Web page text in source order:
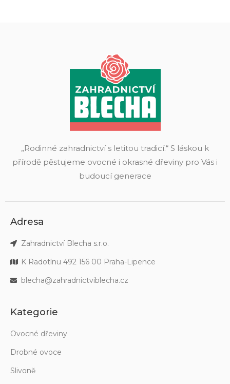
„Rodinné zahradnictví s letitou tradicí.“ S láskou k
přírodě pěstujeme ovocné i okrasné dřeviny pro Vás i
budoucí generace
Adresa
Zahradnictví Blecha s.r.o.
K Radotínu 492 156 00 Praha-Lipence
blecha@zahradnictviblecha.cz
Kategorie
Ovocné dřeviny
Drobné ovoce
Slivoně